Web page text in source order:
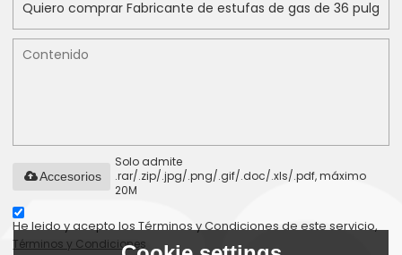
Solo admite
.rar/.zip/.jpg/.png/.gif/.doc/.xls/.pdf, máximo
20M
Accesorios
He leido y acepto los Términos y Condiciones de este servicio,
Términos y Condiciones